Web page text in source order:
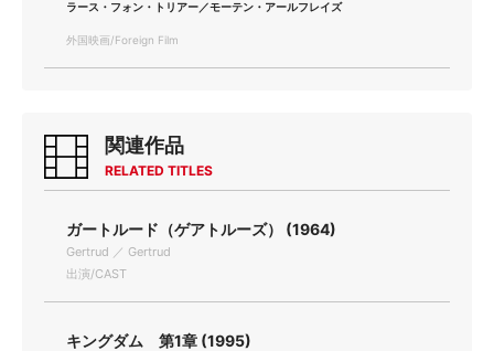
ラース・フォン・トリアー／モーテン・アールフレイズ
外国映画/Foreign Film
関連作品
RELATED TITLES
ガートルード（ゲアトルーズ） (1964)
Gertrud ／ Gertrud
出演/CAST
キングダム 第1章 (1995)